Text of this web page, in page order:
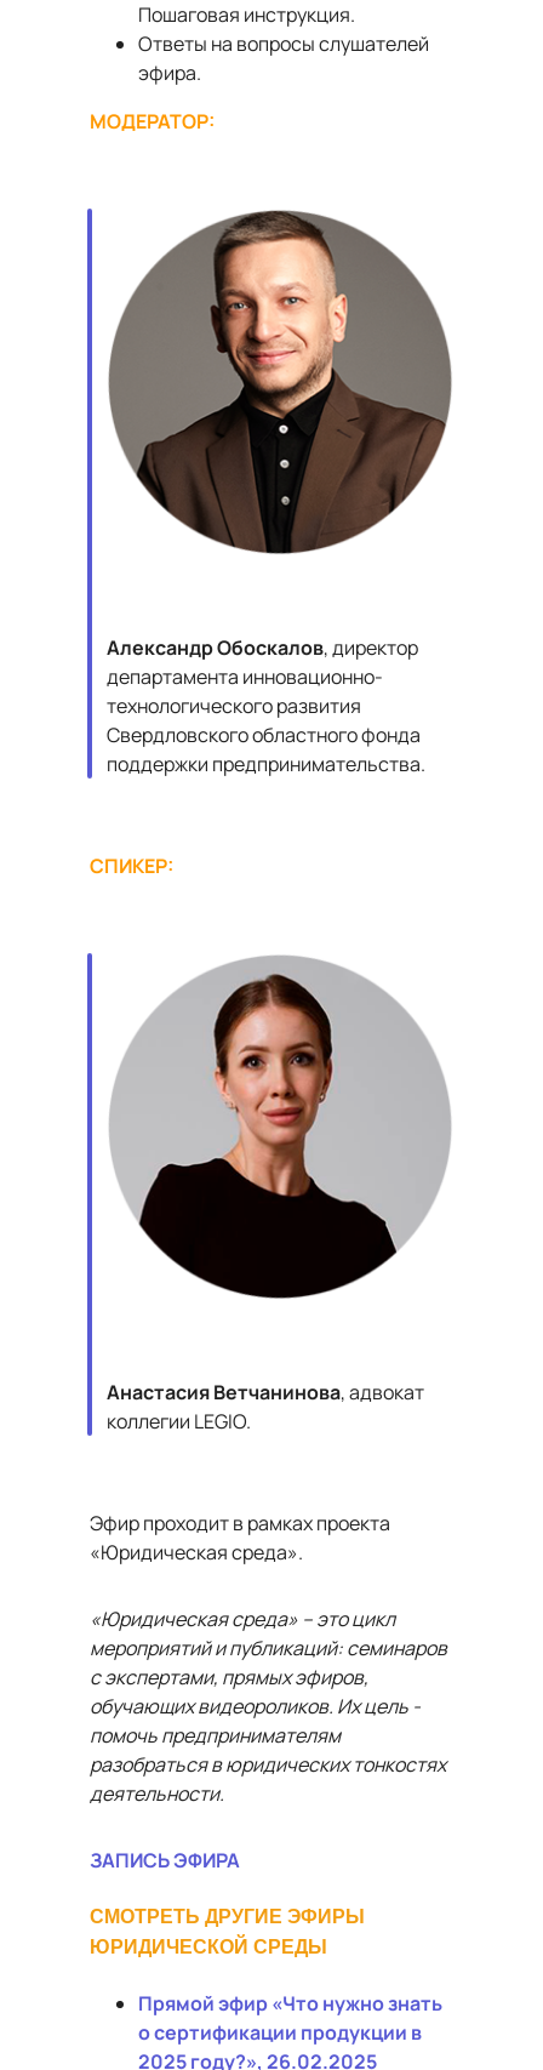
Пошаговая инструкция.
Ответы на вопросы слушателей
эфира.
МОДЕРАТОР:
Александр Обоскалов, директор
департамента инновационно-
технологического развития
Свердловского областного фонда
поддержки предпринимательства.
СПИКЕР:
Анастасия Ветчанинова, адвокат
коллегии LEGIO.
Эфир проходит в рамках проекта
«Юридическая среда».
«Юридическая среда» – это цикл
мероприятий и публикаций: семинаров
с экспертами, прямых эфиров,
обучающих видеороликов. Их цель -
помочь предпринимателям
разобраться в юридических тонкостях
деятельности.
ЗАПИСЬ ЭФИРА
СМОТРЕТЬ ДРУГИЕ ЭФИРЫ
ЮРИДИЧЕСКОЙ СРЕДЫ
Прямой эфир «Что нужно знать
о сертификации продукции в
2025 году?», 26.02.2025